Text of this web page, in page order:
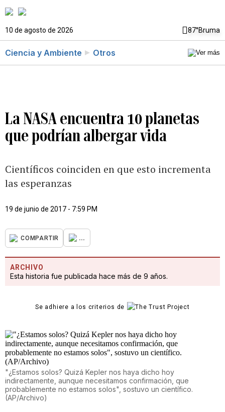
10 de agosto de 2026 87°Bruma
Ciencia y Ambiente Otros
La NASA encuentra 10 planetas
que podrían albergar vida
Científicos coinciden en que esto incrementa
las esperanzas
19 de junio de 2017 - 7:59 PM
COMPARTIR ...
ARCHIVO
Esta historia fue publicada hace más de 9 años.
Se adhiere a los criterios de
"¿Estamos solos? Quizá Kepler nos haya dicho hoy
indirectamente, aunque necesitamos confirmación, que
probablemente no estamos solos", sostuvo un científico.
(AP/Archivo)